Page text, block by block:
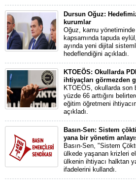
Dursun Oğuz:
kurumlar
Oğuz, kamu
kapsamında tapuda
ayında yeni dijital
hedeflendiğini açıkladı.
KTOEÖS: Okullarda
ihtiyaçları görmezden
KTOEÖS, okullarda son
yüzde 66 arttığını
eğitim öğretmeni
açıkladı.
Basın-Sen: Sistem
yana bir yönetim
Basın-Sen, "Sistem
ülkede yaşanan krizleri
ülkenin ihtiyacı halktan
ifadelerini kullandı.